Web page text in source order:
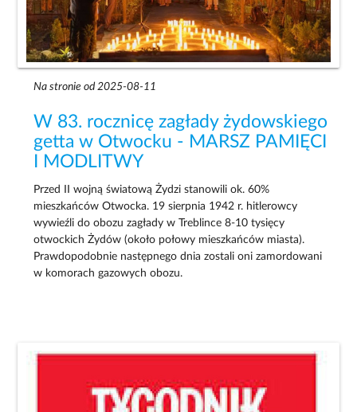
Na stronie od 2025-08-11
W 83. rocznicę zagłady żydowskiego
getta w Otwocku - MARSZ PAMIĘCI
I MODLITWY
Przed II wojną światową Żydzi stanowili ok. 60%
mieszkańców Otwocka. 19 sierpnia 1942 r. hitlerowcy
wywieźli do obozu zagłady w Treblince 8-10 tysięcy
otwockich Żydów (około połowy mieszkańców miasta).
Prawdopodobnie następnego dnia zostali oni zamordowani
w komorach gazowych obozu.